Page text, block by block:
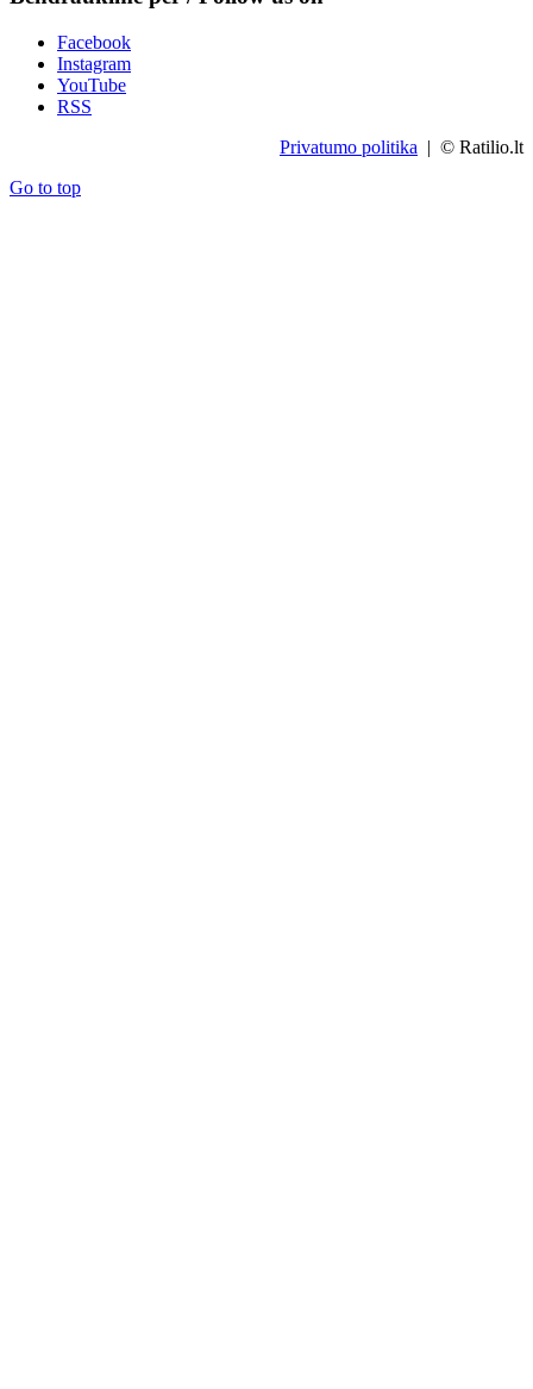
Facebook
Instagram
YouTube
RSS
Privatumo politika | © Ratilio.lt
Go to top